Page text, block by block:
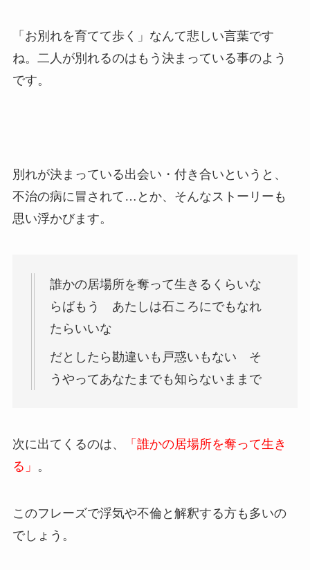
「お別れを育てて歩く」なんて悲しい言葉です
ね。二人が別れるのはもう決まっている事のよう
です。
別れが決まっている出会い・付き合いというと、
不治の病に冒されて…とか、そんなストーリーも
思い浮かびます。
誰かの居場所を奪って生きるくらいな
らばもう あたしは石ころにでもなれ
たらいいな
だとしたら勘違いも戸惑いもない そ
うやってあなたまでも知らないままで
次に出てくるのは、
「誰かの居場所を奪って生き
る」 。
このフレーズで浮気や不倫と解釈する方も多いの
でしょう。